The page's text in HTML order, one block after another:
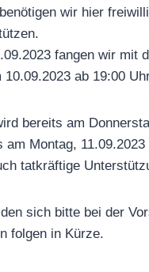
wir hier
fangen wir mit
ab 19:00
bereits am
am Montag, 11.09.2023
tatkräftige
sich bitte bei der
folgen in Kürze.